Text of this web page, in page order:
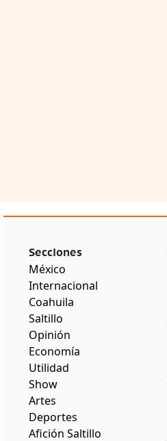
Secciones
México
Internacional
Coahuila
Saltillo
Opinión
Economía
Utilidad
Show
Artes
Deportes
Afición Saltillo